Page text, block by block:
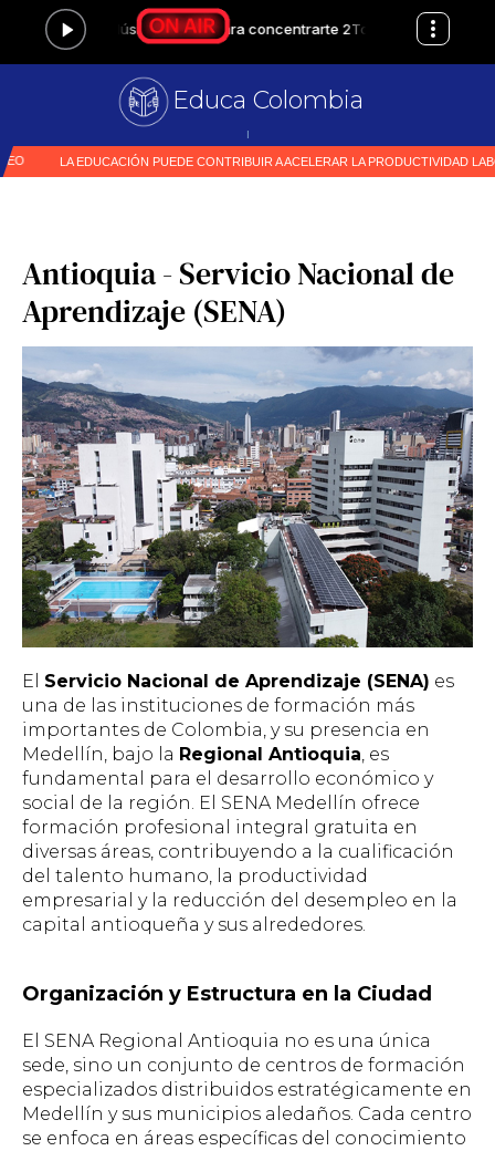
Educa Colombia
Primer m
Antioquia - Servicio Nacional de
Aprendizaje (SENA)
El Servicio Nacional de Aprendizaje (SENA) es
una de las instituciones de formación más
importantes de Colombia, y su presencia en
Medellín, bajo la Regional Antioquia, es
fundamental para el desarrollo económico y
social de la región. El SENA Medellín ofrece
formación profesional integral gratuita en
diversas áreas, contribuyendo a la cualificación
del talento humano, la productividad
empresarial y la reducción del desempleo en la
capital antioqueña y sus alrededores.
Organización y Estructura en la Ciudad
El SENA Regional Antioquia no es una única
sede, sino un conjunto de centros de formación
especializados distribuidos estratégicamente en
Medellín y sus municipios aledaños. Cada centro
se enfoca en áreas específicas del conocimiento